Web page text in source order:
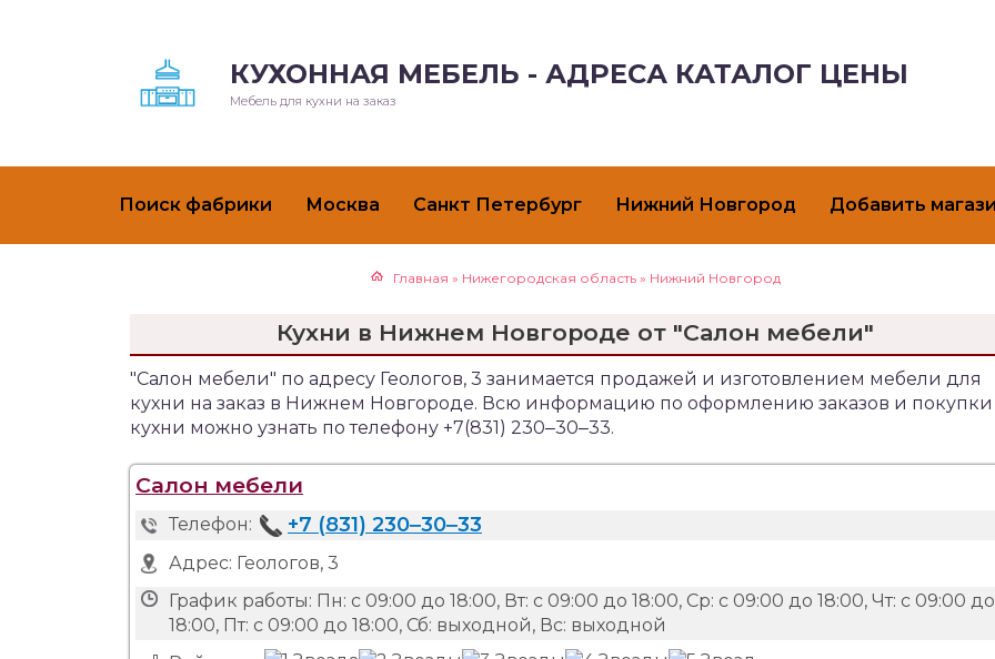
КУХОННАЯ МЕБЕЛЬ - АДРЕСА КАТАЛОГ ЦЕНЫ
Мебель для кухни на заказ
Поиск фабрики Москва Санкт Петербург Нижний Новгород Добавить
Главная » Нижегородская область » Нижний Новгород
Кухни в Нижнем Новгороде от "Салон мебели"
"Салон мебели" по адресу Геологов, 3 занимается продажей и изготовлением мебели для
кухни на заказ в Нижнем Новгороде. Всю информацию по оформлению заказов и покупки
кухни можно узнать по телефону +7(831) 230‒30‒33.
Салон мебели
Телефон: +7 (831) 230‒30‒33
Адрес: Геологов, 3
График работы: Пн: с 09:00 до 18:00, Вт: с 09:00 до 18:00, Ср: с 09:00 до 18:00, Чт: с 09:00 до
18:00, Пт: с 09:00 до 18:00, Сб: выходной, Вс: выходной